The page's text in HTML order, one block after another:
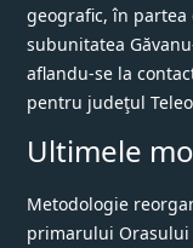
geografic, în partea
subunitatea
aflandu-se la
pentru judeţul
Ultimele
Metodologie
primarului Orasului